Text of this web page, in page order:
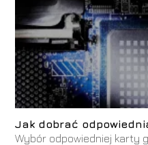
Jak dobrać
Wybór odpowiedniej karty